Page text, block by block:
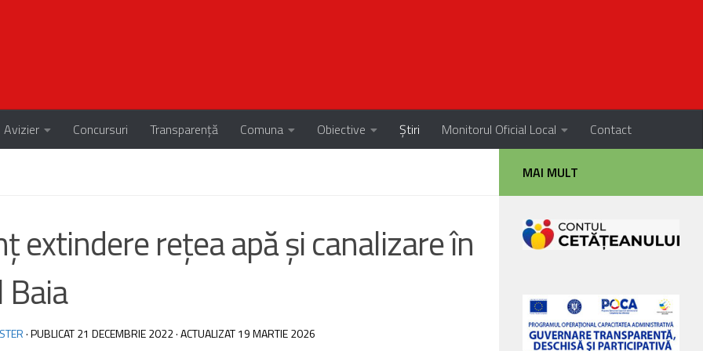
Avizier Concursuri Transparență Comuna Obiective Știri Monitorul Oficial Local Contact
extindere rețea apă și canalizare în
· PUBLICAT21 DECEMBRIE 2022· ACTUALIZAT19 MARTIE 2026
MAI MULT